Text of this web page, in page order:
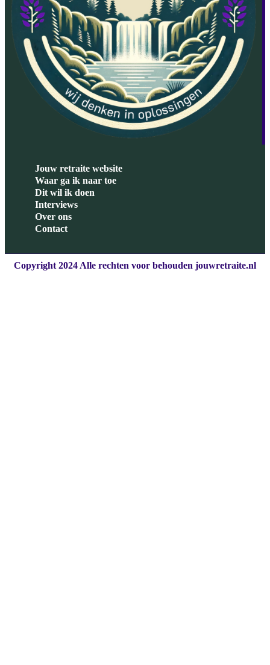
Jouw retraite website
Waar ga ik naar toe
Dit wil ik doen
Interviews
Over ons
Contact
Copyright 2024 Alle rechten voor behouden jouwretraite.nl